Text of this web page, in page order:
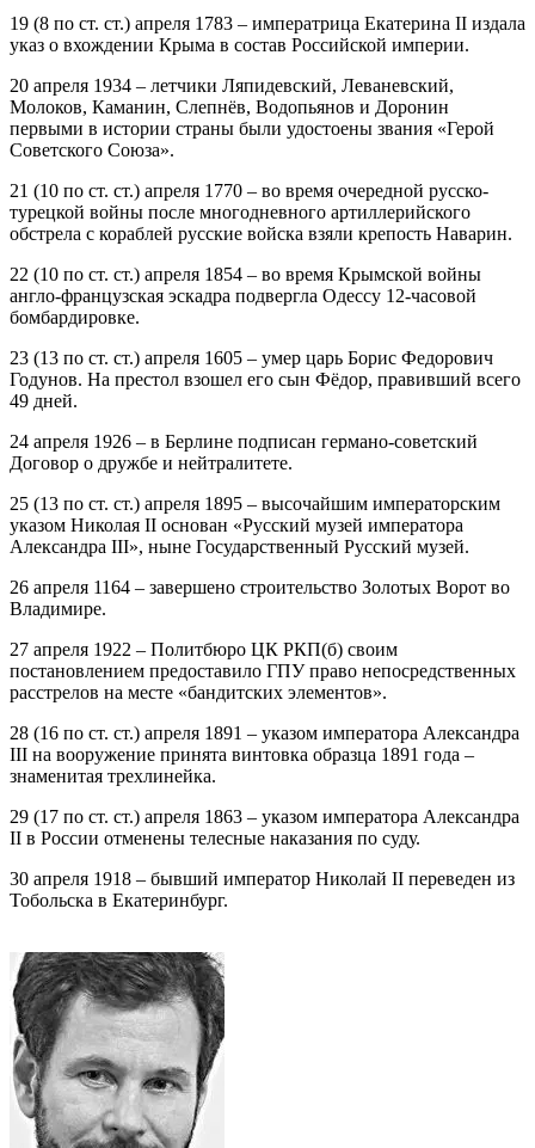
19 (8 по ст. ст.) апреля 1783 – императрица Екатерина II издала
указ о вхождении Крыма в состав Российской империи.
20 апреля 1934 – летчики Ляпидевский, Леваневский,
Молоков, Каманин, Слепнёв, Водопьянов и Доронин
первыми в истории страны были удостоены звания «Герой
Советского Союза».
21 (10 по ст. ст.) апреля 1770 – во время очередной русско-
турецкой войны после многодневного артиллерийского
обстрела с кораблей русские войска взяли крепость Наварин.
22 (10 по ст. ст.) апреля 1854 – во время Крымской войны
англо-французская эскадра подвергла Одессу 12-часовой
бомбардировке.
23 (13 по ст. ст.) апреля 1605 – умер царь Борис Федорович
Годунов. На престол взошел его сын Фёдор, правивший всего
49 дней.
24 апреля 1926 – в Берлине подписан германо-советский
Договор о дружбе и нейтралитете.
25 (13 по ст. ст.) апреля 1895 – высочайшим императорским
указом Николая II основан «Русский музей императора
Александра III», ныне Государственный Русский музей.
26 апреля 1164 – завершено строительство Золотых Ворот во
Владимире.
27 апреля 1922 – Политбюро ЦК РКП(б) своим
постановлением предоставило ГПУ право непосредственных
расстрелов на месте «бандитских элементов».
28 (16 по ст. ст.) апреля 1891 – указом императора Александра
III на вооружение принята винтовка образца 1891 года –
знаменитая трехлинейка.
29 (17 по ст. ст.) апреля 1863 – указом императора Александра
II в России отменены телесные наказания по суду.
30 апреля 1918 – бывший император Николай II переведен из
Тобольска в Екатеринбург.